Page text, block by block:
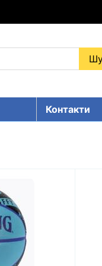
Контакти